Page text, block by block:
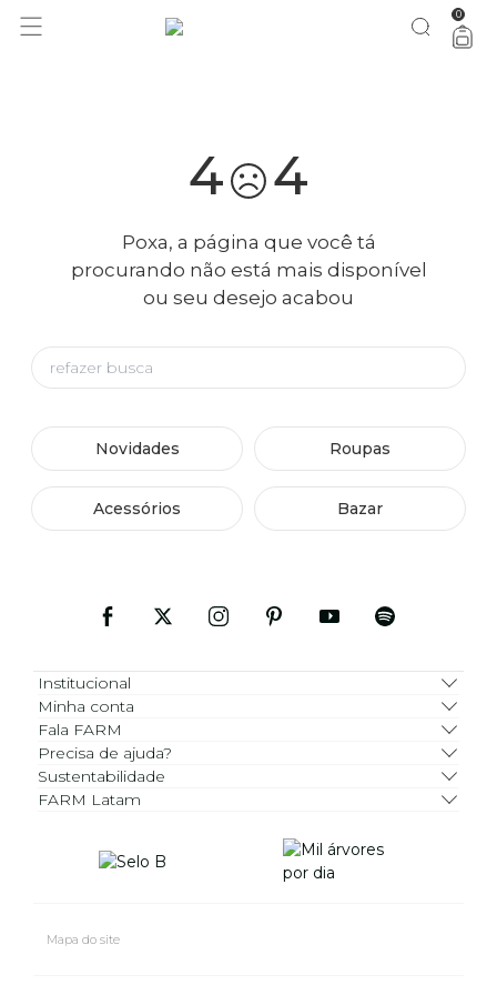
você merece 30% OFF pra comemorar com a gente aproveita! 0
4 4
Poxa, a página que você tá
procurando não está mais disponível
ou seu desejo acabou
Novidades Roupas
Acessórios Bazar
Institucional
Minha conta
Fala FARM
Precisa de ajuda?
Sustentabilidade
FARM Latam
Mapa do site